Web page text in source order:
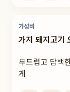
가성비
가지 돼지고기
부드럽고 담백
게